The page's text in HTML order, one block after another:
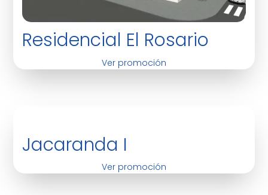
Residencial El Rosario
Ver promoción
Jacaranda I
Ver promoción